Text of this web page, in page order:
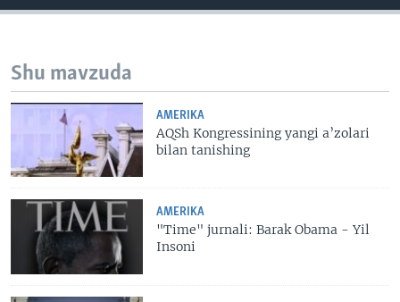
Shu mavzuda
AMERIKA
AQSh Kongressining yangi a’zolari
bilan tanishing
AMERIKA
"Time" jurnali: Barak Obama - Yil
Insoni